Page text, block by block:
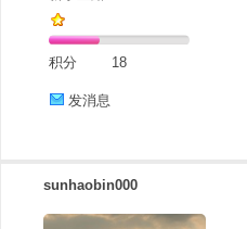
积分 18
发消息
sunhaobin000